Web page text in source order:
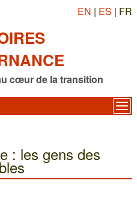
cœur de la transition
EN | ES | FR
: les gens des